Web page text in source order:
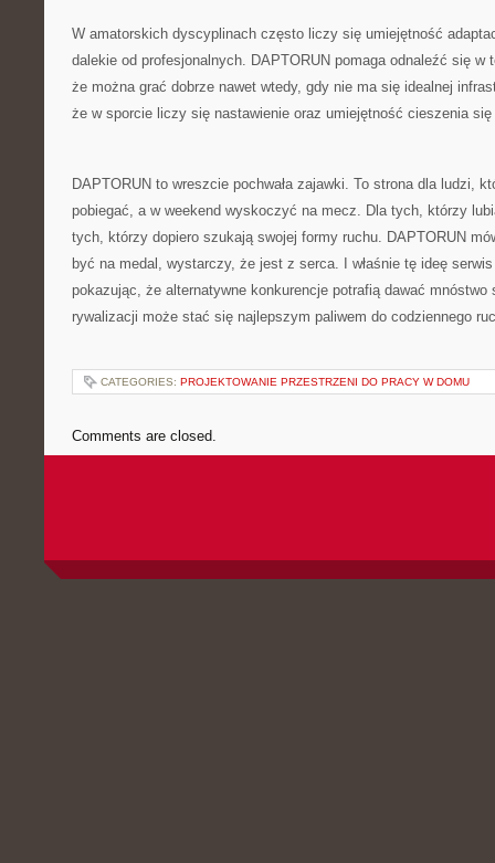
W amatorskich dyscyplinach często liczy się umiejętność
dalekie od profesjonalnych. DAPTORUN pomaga odnaleźć się
że można grać dobrze nawet wtedy, gdy nie ma się idealnej
że w sporcie liczy się nastawienie oraz umiejętność cieszenia
DAPTORUN to wreszcie pochwała zajawki. To strona dla ludzi,
pobiegać, a w weekend wyskoczyć na mecz. Dla tych, którzy
tych, którzy dopiero szukają swojej formy ruchu. DAPTORUN
być na medal, wystarczy, że jest z serca. I właśnie tę ideę
pokazując, że alternatywne konkurencje potrafią dawać
rywalizacji może stać się najlepszym paliwem do codziennego
CATEGORIES: PROJEKTOWANIE PRZESTRZENI DO PRACY W DOMU
Comments are closed.